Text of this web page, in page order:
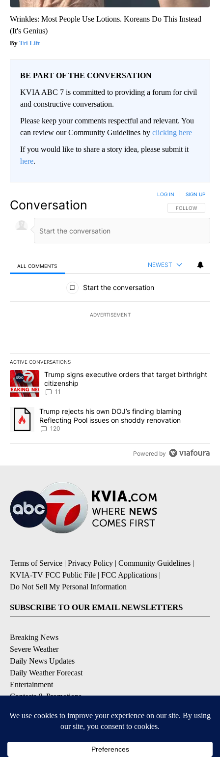
Wrinkles: Most People Use Lotions. Koreans Do This Instead
(It's Genius)
Tri Lift
BE PART OF THE CONVERSATION
KVIA ABC 7 is committed to providing a forum for civil
and constructive conversation.
Please keep your comments respectful and relevant. You
can review our Community Guidelines by clicking here
If you would like to share a story idea, please submit it
here.
Conversation FOLLOW THIS
FOLLOW
LOG IN SIGN UP
ALL COMMENTS NEWEST
All Comments
Start the conversation
ADVERTISEMENT
ACTIVE CONVERSATIONS
The following is a list of the most commented articles in the last
A trending article titled "Trump signs executive orders that
Trump signs executive orders that target birthright
citizenship
11
A trending article titled "Trump rejects his own DOJ’s finding
Trump rejects his own DOJ’s finding blaming
Reflecting Pool issues on shoddy renovation
120
Powered by
Terms of Service | Privacy Policy | Community Guidelines |
KVIA-TV FCC Public File | FCC Applications |
Do Not Sell My Personal Information
SUBSCRIBE TO OUR EMAIL NEWSLETTERS
Breaking News
Severe Weather
Daily News Updates
Daily Weather Forecast
Entertainment
Contests & Promotions
DOWNLOAD OUR APPS
Available for iOS and Android